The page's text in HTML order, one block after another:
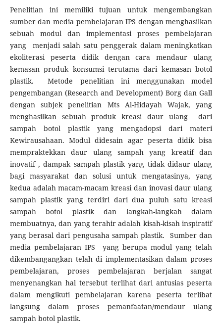
Penelitian ini memiliki tujuan untuk mengembangkan
sumber dan media pembelajaran IPS dengan menghasilkan
sebuah modul dan implementasi proses pembelajaran
yang menjadi salah satu penggerak dalam meningkatkan
ekoliterasi peserta didik dengan cara mendaur ulang
kemasan produk konsumsi terutama dari kemasan botol
plastik. Metode penelitian ini menggunakan model
pengembangan (Research and Development) Borg dan Gall
dengan subjek penelitian Mts Al-Hidayah Wajak, yang
menghasilkan sebuah produk kreasi daur ulang dari
sampah botol plastik yang mengadopsi dari materi
Kewirausahaan. Modul didesain agar peserta didik bisa
mempraktekkan daur ulang sampah yang kreatif dan
inovatif , dampak sampah plastik yang tidak didaur ulang
bagi masyarakat dan solusi untuk mengatasinya, yang
kedua adalah macam-macam kreasi dan inovasi daur ulang
sampah plastik yang terdiri dari dua puluh satu kreasi
sampah botol plastik dan langkah-langkah dalam
membuatnya, dan yang terahir adalah kisah-kisah inspiratif
yang berasal dari pengusaha sampah plastik. Sumber dan
media pembelajaran IPS yang berupa modul yang telah
dikembangangkan telah di implementasikan dalam proses
pembelajaran, proses pembelajaran berjalan sangat
menyenangkan hal tersebut terlihat dari antusias peserta
dalam mengikuti pembelajaran karena peserta terlibat
langsung dalam proses pemanfaatan/mendaur ulang
sampah botol plastik.